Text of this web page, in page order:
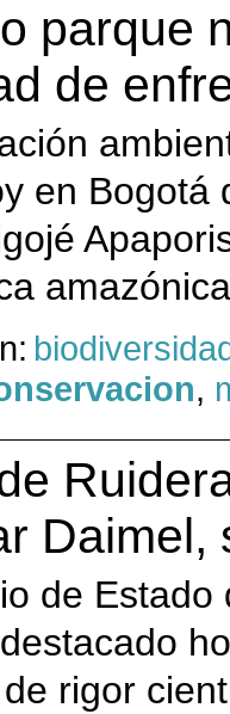
parque
de
en Bogotá
,
Daimel,
de
rigor